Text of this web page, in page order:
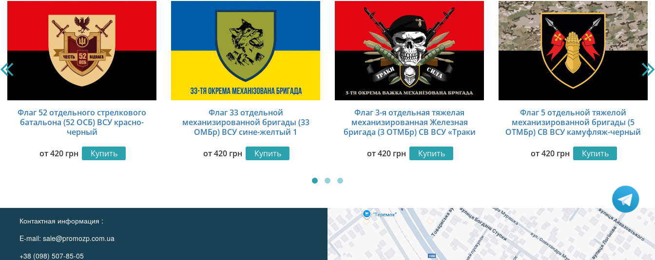
Флаг 52 отдельного стрелкового
батальона (52 ОСБ) ВСУ красно-
черный
от420 грн Купить
Флаг 33 отдельной
механизированной бригады (33
ОМБр) ВСУ сине-желтый 1
от420 грн Купить
Флаг 3-я отдельная тяжелая
механизированная Железная
бригада (3 ОТМБр) СВ ВСУ «Траки
от420 грн Купить
Флаг 5 отдельной тяжелой
механизированной бригады (5
ОТМБр) СВ ВСУ камуфляж-черный
от420 грн Купить
Контактная информация :
E-mail:sale@promozp.com.ua
+38 (098) 507-85-05